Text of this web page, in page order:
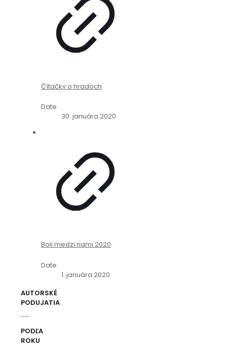
Čítačky o hradoch
Date
30. januára 2020
Boli medzi nami 2020
Date
1. januára 2020
AUTORSKÉ
PODUJATIA
PODĽA
ROKU